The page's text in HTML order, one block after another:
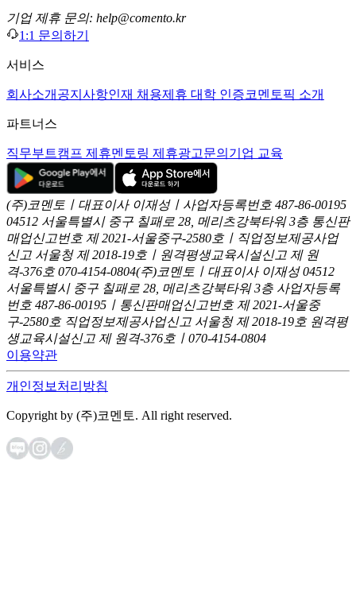
기업 제휴 문의: help@comento.kr
1:1 문의하기
서비스
회사소개 공지사항인재 채용제휴 대학 인증코멘토픽 소개
파트너스
직무부트캠프 제휴멘토링 제휴광고문의 기업 교육
(주)코멘토ㅣ대표이사 이재성ㅣ사업자등록번호 487-86-00195
04512 서울특별시 중구 칠패로 28, 메리츠강북타워 3층 통신판
매업신고번호 제 2021-서울중구-2580호ㅣ직업정보제공사업
신고 서울청 제 2018-19호ㅣ원격평생교육시설신고 제 원
격-376호 070-4154-0804(주)코멘토ㅣ대표이사 이재성 04512
서울특별시 중구 칠패로 28, 메리츠강북타워 3층 사업자등록
번호 487-86-00195ㅣ통신판매업신고번호 제 2021-서울중
구-2580호 직업정보제공사업신고 서울청 제 2018-19호 원격평
생교육시설신고 제 원격-376호ㅣ070-4154-0804
이용약관
개인정보처리방침
Copyright by (주)코멘토. All right reserved.